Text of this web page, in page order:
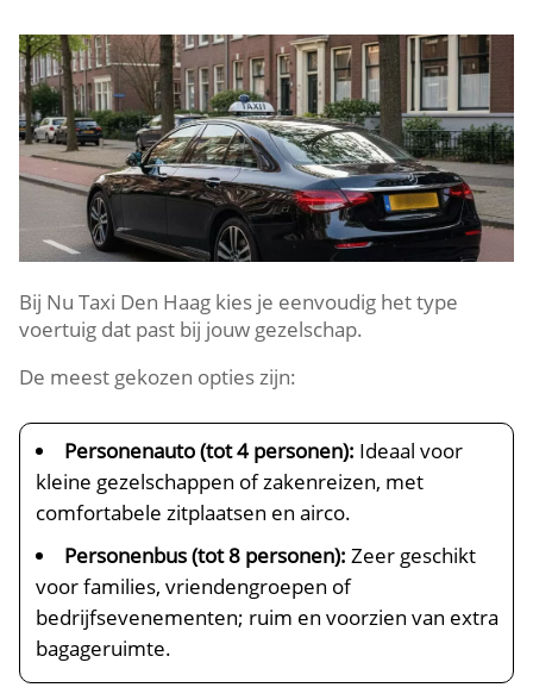
Bij Nu Taxi Den Haag kies je eenvoudig het type
voertuig dat past bij jouw gezelschap.
De meest gekozen opties zijn:
Personenauto (tot 4 personen): Ideaal voor
kleine gezelschappen of zakenreizen, met
comfortabele zitplaatsen en airco.
Personenbus (tot 8 personen): Zeer geschikt
voor families, vriendengroepen of
bedrijfsevenementen; ruim en voorzien van extra
bagageruimte.